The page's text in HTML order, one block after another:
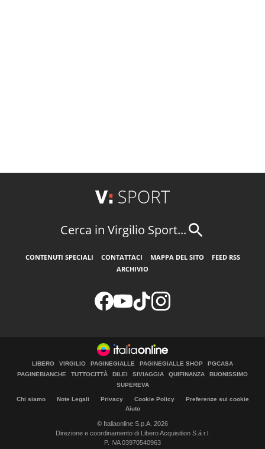
Cerca in Virgilio Sport...
CONTENUTI SPECIALI CONTATTACI MAPPA DEL SITO
FEED RSS
ARCHIVIO
LIBERO VIRGILIO PAGINEGIALLE PAGINEGIALLE SHOP
PGCASA
PAGINEBIANCHE
TUTTOCITTÀ DILEI SIVIAGGIA QUIFINANZA
BUONISSIMO
SUPEREVA
Chi siamo Note Legali Privacy Cookie Policy
Preferenze sui cookie
Aiuto
© Italiaonline S.p.A. 2026
Direzione e coordinamento di Libero Acquisition S.á r.l.
P. IVA 03970540963